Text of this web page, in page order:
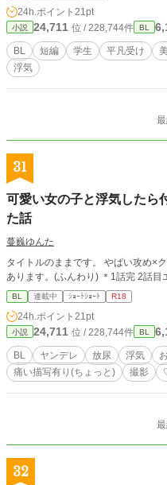
24h.ポイント 21pt
小説 24,711 位 / 228,744件 BL
BL 短編 学生 平凡受け
浮気
31
可愛い女の子と浮気したら
た話
蔓巍ゆんた
タイトルのままです。 やばい攻め×クズい受け ＊受けの異性との行為の描写が
あります。(ふんわり) ＊1話完 2話
BL 連載中 ｼｮｰﾄｼｮｰﾄ R18
24h.ポイント 21pt
小説 24,711 位 / 228,744件 BL
BL ヤンデレ 放尿 浮気
痛い描写有り(ちょっと)
撮影
32